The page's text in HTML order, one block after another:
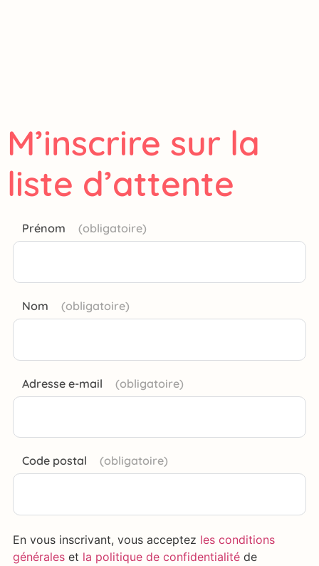
M’inscrire sur la
liste d’attente
Prénom
Nom
Adresse e-mail
Code postal
En vous inscrivant, vous acceptez les conditions
générales et la politique de confidentialité de